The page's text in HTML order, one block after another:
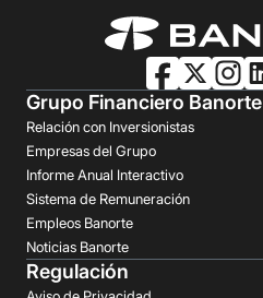
Grupo Financiero Banorte
Relación con Inversionistas
Empresas del Grupo
Informe Anual Interactivo
Sistema de Remuneración
Empleos Banorte
Noticias Banorte
Regulación